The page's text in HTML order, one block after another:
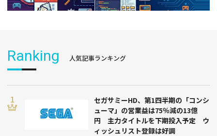
Ranking 人気記事ランキング
セガサミーHD、第1四半期の「コンシ
ューマ」の営業益は75％減の13億
円 主力タイトルを下期投入予定 ウ
ィッシュリスト登録は好調